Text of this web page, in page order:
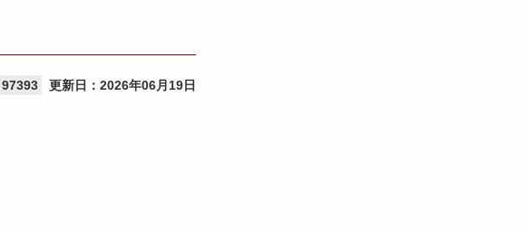
97393 更新日： 2026年06月19日